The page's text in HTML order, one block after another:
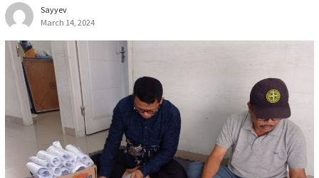
Sayyev
March 14, 2024